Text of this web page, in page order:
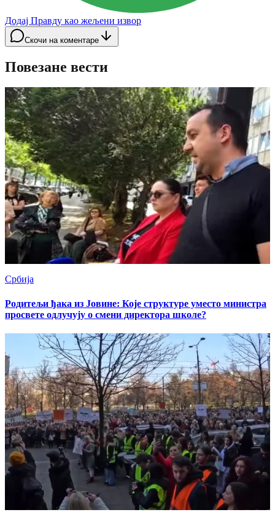
Додај Правду као жељени извор
Скочи на коментаре
Повезане вести
Србија
Родитељи ђака из Јовине: Које структуре уместо министра
просвете одлучују о смени директора школе?